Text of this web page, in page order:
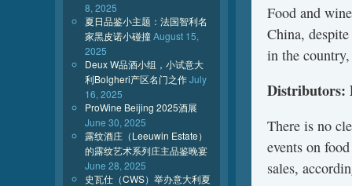
Food and
China,
in the
Distributors:
There is no
events on
sales,
8, 2025
夏日品鉴小主题：法国智利名
家黑皮诺小碰撞August 15,
2025
Deux W品酒小组，小试意大
利Bolgheri产区名门之作July
16, 2025
ProWine Beijing 2025酒展
June 30, 2025
露纹酒庄（Leeuwin Estate）
的露纹艺术系列庄主品鉴晚宴
June 28, 2025
史瓦仕（CWS）举办意大利夏